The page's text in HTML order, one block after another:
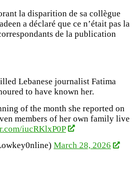
la disparition de sa collègue
a déclaré que ce n’était pas la
de la publication
Lebanese journalist Fatima
to have known her.
of the month she reported on
members of her own family live
iucRKlxP0P
March 28, 2026